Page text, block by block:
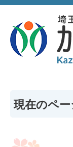
現在のペー